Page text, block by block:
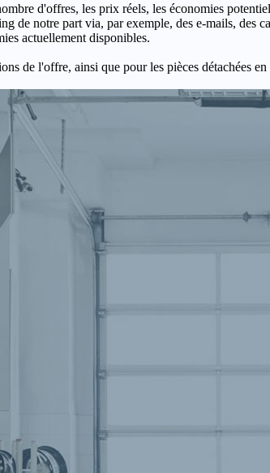
d'offres, les prix réels, les économies
de notre part via, par exemple, des e-mails, des
actuellement disponibles.
de l'offre, ainsi que pour les pièces détachées